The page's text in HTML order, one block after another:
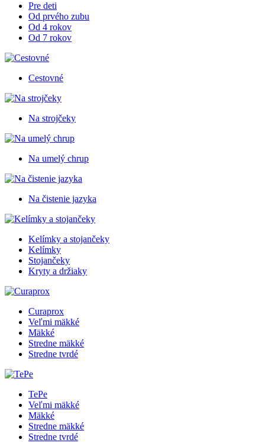
Pre deti
Od prvého zubu
Od 4 rokov
Od 7 rokov
Cestovné
Na strojčeky
Na umelý chrup
Na čistenie jazyka
Kelímky a stojančeky
Kelímky
Stojančeky
Kryty a držiaky
Curaprox
Veľmi mäkké
Mäkké
Stredne mäkké
Stredne tvrdé
TePe
Veľmi mäkké
Mäkké
Stredne mäkké
Stredne tvrdé